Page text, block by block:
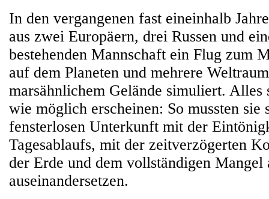
In den vergangenen fast eineinhalb
aus zwei Europäern, drei Russen und
bestehenden Mannschaft ein Flug zum
auf dem Planeten und mehrere
marsähnlichem Gelände simuliert. Alles
wie möglich erscheinen: So mussten sie
fensterlosen Unterkunft mit der
Tagesablaufs, mit der zeitverzögerten
der Erde und dem vollständigen Mangel
auseinandersetzen.